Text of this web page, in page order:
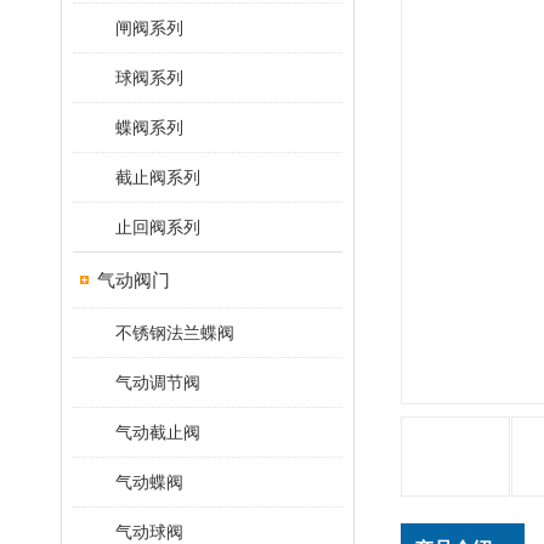
闸阀系列
球阀系列
蝶阀系列
截止阀系列
止回阀系列
气动阀门
不锈钢法兰蝶阀
气动调节阀
气动截止阀
气动蝶阀
气动球阀